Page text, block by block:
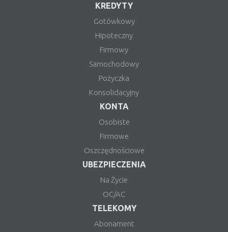
KREDYTY
Gotówkowy
Hipoteczny
Firmowy
Samochodowy
Pożyczka
Konsolidacyjny
KONTA
Osobiste
Firmowe
Oszczędnościowe
UBEZPIECZENIA
Na Życie
OC/AC
TELEKOMY
Abonament